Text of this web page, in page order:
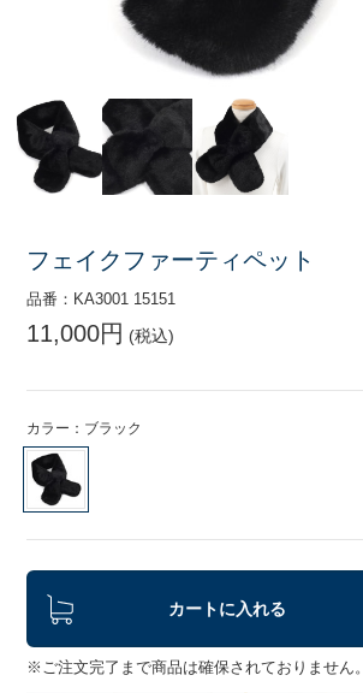
フェイクファーティペット
品番：KA3001 15151
11,000円 (税込)
カラー：ブラック
カートに入れる
※ご注文完了まで商品は確保されておりません。